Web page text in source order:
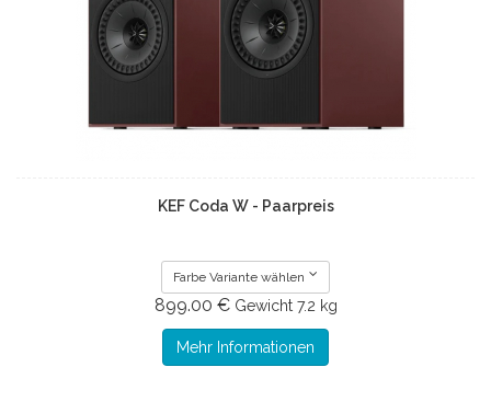
KEF Coda W - Paarpreis
Farbe Variante wählen
899.00 € Gewicht 7.2 kg
Mehr Informationen